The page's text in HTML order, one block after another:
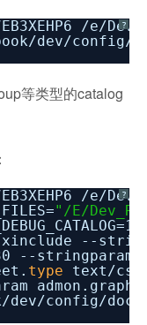
?
/e/
dev/config/
等类型的catalog
?
/e/
"/E/
--
--
type text/css
dev/config/